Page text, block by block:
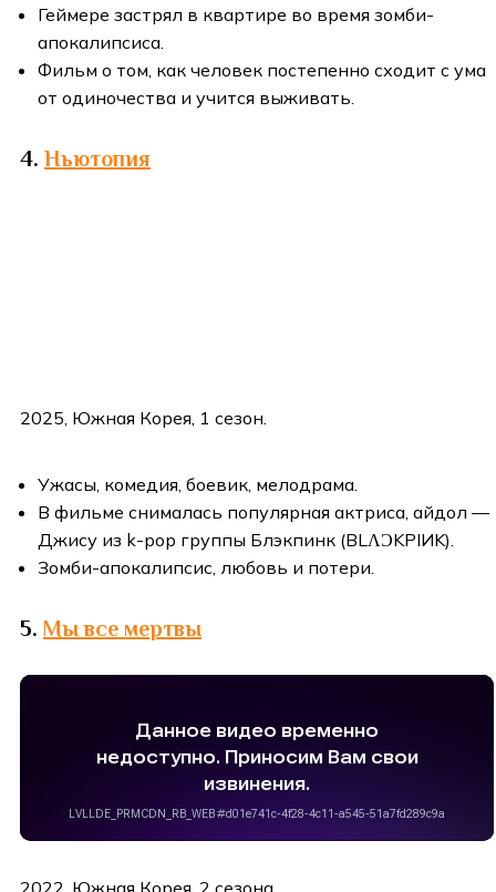
Геймере застрял в квартире во время зомби-
апокалипсиса.
Фильм о том, как человек постепенно сходит с ума
от одиночества и учится выживать.
4. Ньютопия
2025, Южная Корея, 1 сезон.
Ужасы, комедия, боевик, мелодрама.
В фильме снималась популярная актриса, айдол —
Джису из k-pop группы Блэкпинк (BLΛƆKPIИK).
Зомби-апокалипсис, любовь и потери.
5. Мы все мертвы
2022, Южная Корея, 2 сезона.